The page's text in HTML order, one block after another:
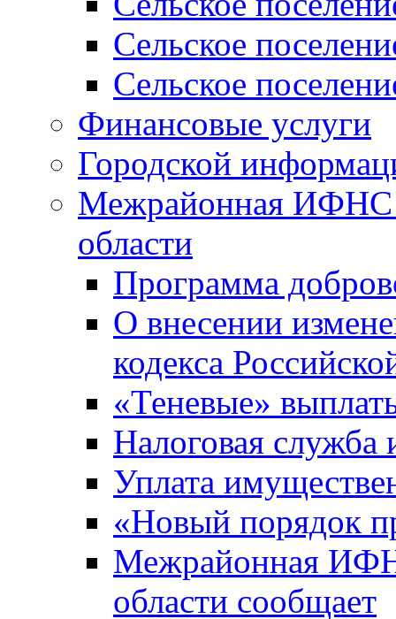
Сельское
Сельское
Финансовые услуги
Городской
Межрайонная ИФНС
области
Программа
О внесении
кодекса
«Теневые»
Налоговая служба
Уплата
«Новый порядок
Межрайонная
области сообщает